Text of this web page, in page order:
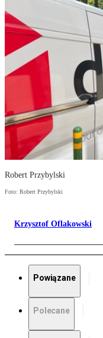
Robert Przybylski
Foto: Robert Przybylski
Krzysztof Oflakowski
Powiązane
Polecane